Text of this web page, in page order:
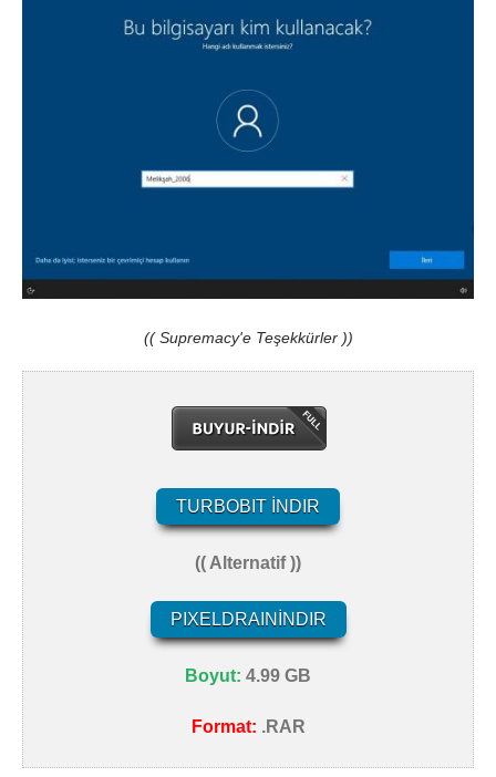
(( Supremacy'e Teşekkürler ))
TURBOBIT İNDIR
(( Alternatif ))
PIXELDRAINİNDIR
Boyut: 4.99 GB
Format: .RAR